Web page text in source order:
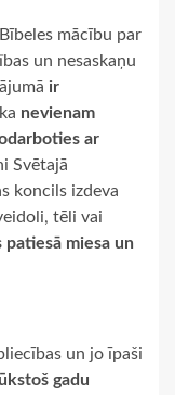
mācību par
un nesaskaņu
ir
nevienam
ar
Svētajā
koncils izdeva
tēli vai
patiesā miesa un
un jo īpaši
gadu